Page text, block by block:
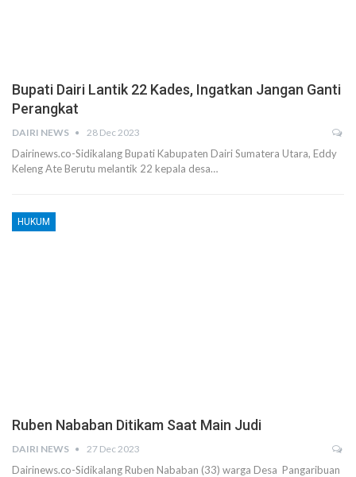
Bupati Dairi Lantik 22 Kades, Ingatkan Jangan Ganti
Perangkat
DAIRI NEWS 28 Dec 2023
Dairinews.co-Sidikalang Bupati Kabupaten Dairi Sumatera Utara, Eddy
Keleng Ate Berutu melantik 22 kepala desa…
HUKUM
Ruben Nababan Ditikam Saat Main Judi
DAIRI NEWS 27 Dec 2023
Dairinews.co-Sidikalang Ruben Nababan (33) warga Desa Pangaribuan